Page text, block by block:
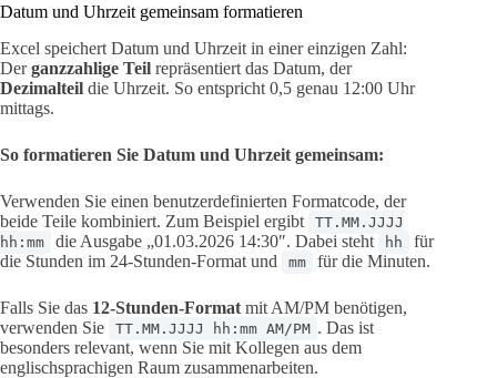
Datum und Uhrzeit gemeinsam formatieren
Excel speichert Datum und Uhrzeit in einer einzigen Zahl:
Derganzzahlige Teil repräsentiert das Datum, der
Dezimalteil die Uhrzeit. So entspricht 0,5 genau 12:00 Uhr
mittags.
So formatieren Sie Datum und Uhrzeit gemeinsam:
Verwenden Sie einen benutzerdefinierten Formatcode, der
beide Teile kombiniert. Zum Beispiel ergibt
TT.MM.JJJJ
hh:mm
die Ausgabe „01.03.2026 14:30″. Dabei steht hh
für
die Stunden im 24-Stunden-Format und
mm für die Minuten.
Falls Sie das 12-Stunden-Format mit AM/PM benötigen,
verwenden Sie
TT.MM.JJJJ hh:mm AM/PM . Das ist
besonders relevant, wenn Sie mit Kollegen aus dem
englischsprachigen Raum zusammenarbeiten.